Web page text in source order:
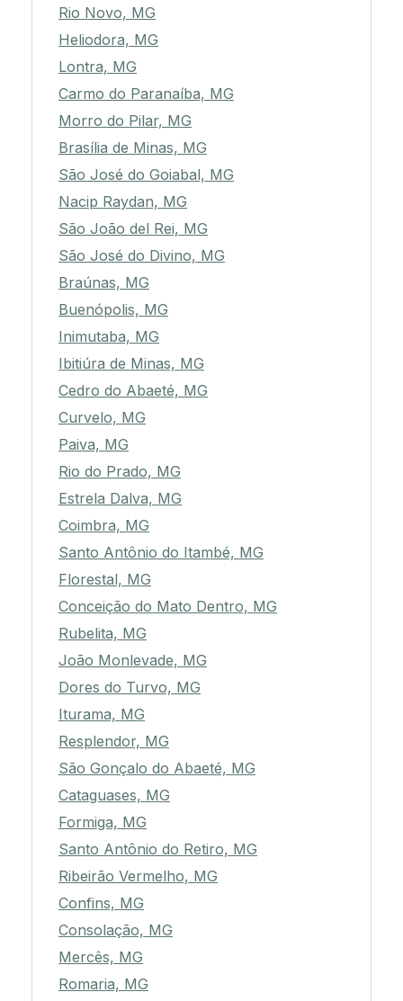
Rio Novo, MG
Heliodora, MG
Lontra, MG
Carmo do Paranaíba, MG
Morro do Pilar, MG
Brasília de Minas, MG
São José do Goiabal, MG
Nacip Raydan, MG
São João del Rei, MG
São José do Divino, MG
Braúnas, MG
Buenópolis, MG
Inimutaba, MG
Ibitiúra de Minas, MG
Cedro do Abaeté, MG
Curvelo, MG
Paiva, MG
Rio do Prado, MG
Estrela Dalva, MG
Coimbra, MG
Santo Antônio do Itambé, MG
Florestal, MG
Conceição do Mato Dentro, MG
Rubelita, MG
João Monlevade, MG
Dores do Turvo, MG
Iturama, MG
Resplendor, MG
São Gonçalo do Abaeté, MG
Cataguases, MG
Formiga, MG
Santo Antônio do Retiro, MG
Ribeirão Vermelho, MG
Confins, MG
Consolação, MG
Mercês, MG
Romaria, MG